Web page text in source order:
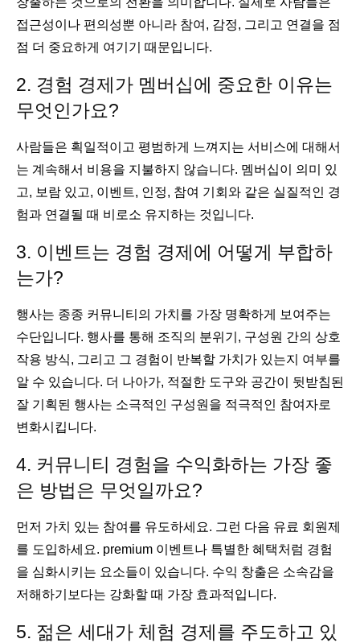
접근성이나 편의성뿐 아니라 참여, 감정, 그리고 연결을 점
점 더 중요하게 여기기 때문입니다.
2. 경험 경제가 멤버십에 중요한 이유는
무엇인가요?
사람들은 획일적이고 평범하게 느껴지는 서비스에 대해서
는 계속해서 비용을 지불하지 않습니다. 멤버십이 의미 있
고, 보람 있고, 이벤트, 인정, 참여 기회와 같은 실질적인 경
험과 연결될 때 비로소 유지하는 것입니다.
3. 이벤트는 경험 경제에 어떻게 부합하
는가?
행사는 종종 커뮤니티의 가치를 가장 명확하게 보여주는
수단입니다. 행사를 통해 조직의 분위기, 구성원 간의 상호
작용 방식, 그리고 그 경험이 반복할 가치가 있는지 여부를
알 수 있습니다. 더 나아가, 적절한 도구와 공간이 뒷받침된
잘 기획된 행사는 소극적인 구성원을 적극적인 참여자로
변화시킵니다.
4. 커뮤니티 경험을 수익화하는 가장 좋
은 방법은 무엇일까요?
먼저 가치 있는 참여를 유도하세요. 그런 다음 유료 회원제
를 도입하세요. premium 이벤트나 특별한 혜택처럼 경험
을 심화시키는 요소들이 있습니다. 수익 창출은 소속감을
저해하기보다는 강화할 때 가장 효과적입니다.
5. 젊은 세대가 체험 경제를 주도하고 있